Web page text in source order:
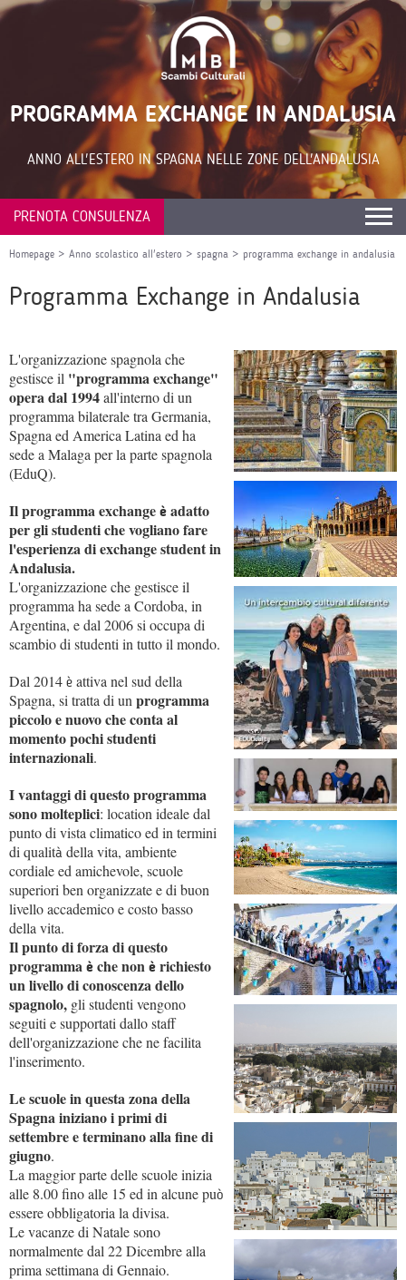
PROGRAMMA EXCHANGE IN ANDALUSIA
ANNO ALL'ESTERO IN SPAGNA NELLE ZONE DELL'ANDALUSIA
PRENOTA CONSULENZA
Homepage > Anno scolastico all'estero > spagna > programma exchange in andalusia
Programma Exchange in Andalusia
L'organizzazione spagnola che
gestisce il "programma exchange"
opera dal 1994all'interno di un
programma bilaterale tra Germania,
Spagna ed America Latina ed ha
sede a Malaga per la parte spagnola
(EduQ).
Il programma exchange è adatto
per gli studenti che vogliano fare
l'esperienza di exchange student in
Andalusia.
L'organizzazione che gestisce il
programma ha sede a Cordoba, in
Argentina, e dal 2006 si occupa di
scambio di studenti in tutto il mondo.
Dal 2014 è attiva nel sud della
Spagna, si tratta di un programma
piccolo e nuovo che conta al
momento pochi studenti
internazionali.
I vantaggi di questo programma
sono molteplici: location ideale dal
punto di vista climatico ed in termini
di qualità della vita, ambiente
cordiale ed amichevole, scuole
superiori ben organizzate e di buon
livello accademico e costo basso
della vita.
Il punto di forza di questo
programma è che non è richiesto
un livello di conoscenza dello
spagnolo, gli studenti vengono
seguiti e supportati dallo staff
dell'organizzazione che ne facilita
l'inserimento.
Le scuole in questa zona della
Spagna iniziano i primi di
settembre e terminano alla fine di
giugno.
La maggior parte delle scuole inizia
alle 8.00 fino alle 15 ed in alcune può
essere obbligatoria la divisa.
Le vacanze di Natale sono
normalmente dal 22 Dicembre alla
prima settimana di Gennaio.